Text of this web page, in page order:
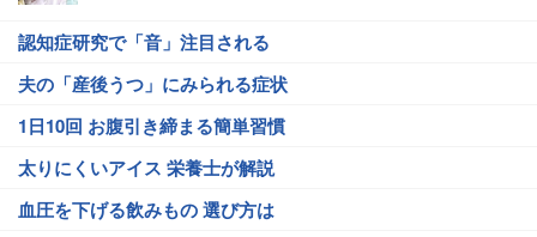
認知症研究で「音」注目される
夫の「産後うつ」にみられる症状
1日10回 お腹引き締まる簡単習慣
太りにくいアイス 栄養士が解説
血圧を下げる飲みもの 選び方は